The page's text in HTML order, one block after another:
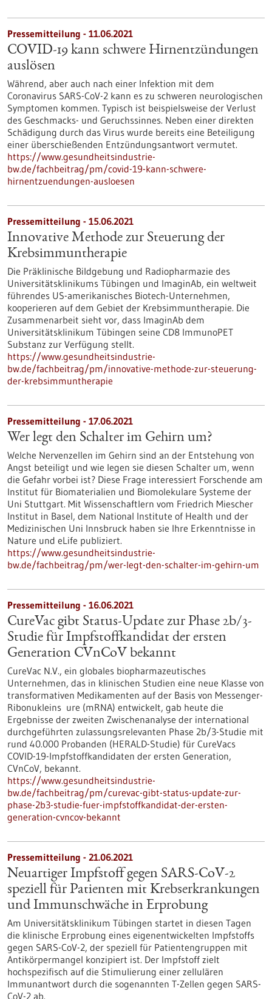
Pressemitteilung - 11.06.2021
COVID-19 kann schwere Hirnentzündungen
auslösen
Während, aber auch nach einer Infektion mit dem
Coronavirus SARS-CoV-2 kann es zu schweren neurologischen
Symptomen kommen. Typisch ist beispielsweise der Verlust
des Geschmacks- und Geruchssinnes. Neben einer direkten
Schädigung durch das Virus wurde bereits eine Beteiligung
einer überschießenden Entzündungsantwort vermutet.
https://www.gesundheitsindustrie-
bw.de/fachbeitrag/pm/covid-19-kann-schwere-
hirnentzuendungen-ausloesen
Pressemitteilung - 15.06.2021
Innovative Methode zur Steuerung der
Krebsimmuntherapie
Die Präklinische Bildgebung und Radiopharmazie des
Universitätsklinikums Tübingen und ImaginAb, ein weltweit
führendes US-amerikanisches Biotech-Unternehmen,
kooperieren auf dem Gebiet der Krebsimmuntherapie. Die
Zusammenarbeit sieht vor, dass ImaginAb dem
Universitätsklinikum Tübingen seine CD8 ImmunoPET
Substanz zur Verfügung stellt.
https://www.gesundheitsindustrie-
bw.de/fachbeitrag/pm/innovative-methode-zur-steuerung-
der-krebsimmuntherapie
Pressemitteilung - 17.06.2021
Wer legt den Schalter im Gehirn um?
Welche Nervenzellen im Gehirn sind an der Entstehung von
Angst beteiligt und wie legen sie diesen Schalter um, wenn
die Gefahr vorbei ist? Diese Frage interessiert Forschende am
Institut für Biomaterialien und Biomolekulare Systeme der
Uni Stuttgart. Mit Wissenschaftlern vom Friedrich Miescher
Institut in Basel, dem National Institute of Health und der
Medizinischen Uni Innsbruck haben sie Ihre Erkenntnisse in
Nature und eLife publiziert.
https://www.gesundheitsindustrie-
bw.de/fachbeitrag/pm/wer-legt-den-schalter-im-gehirn-um
Pressemitteilung - 16.06.2021
CureVac gibt Status-Update zur Phase 2b/3-
Studie für Impfstoffkandidat der ersten
Generation CVnCoV bekannt
CureVac N.V., ein globales biopharmazeutisches
Unternehmen, das in klinischen Studien eine neue Klasse von
transformativen Medikamenten auf der Basis von Messenger-
Ribonukleins ure (mRNA) entwickelt, gab heute die
Ergebnisse der zweiten Zwischenanalyse der international
durchgeführten zulassungsrelevanten Phase 2b/3-Studie mit
rund 40.000 Probanden (HERALD-Studie) für CureVacs
COVID-19-Impfstoffkandidaten der ersten Generation,
CVnCoV, bekannt.
https://www.gesundheitsindustrie-
bw.de/fachbeitrag/pm/curevac-gibt-status-update-zur-
phase-2b3-studie-fuer-impfstoffkandidat-der-ersten-
generation-cvncov-bekannt
Pressemitteilung - 21.06.2021
Neuartiger Impfstoff gegen SARS-CoV-2
speziell für Patienten mit Krebserkrankungen
und Immunschwäche in Erprobung
Am Universitätsklinikum Tübingen startet in diesen Tagen
die klinische Erprobung eines eigenentwickelten Impfstoffs
gegen SARS-CoV-2, der speziell für Patientengruppen mit
Antikörpermangel konzipiert ist. Der Impfstoff zielt
hochspezifisch auf die Stimulierung einer zellulären
Immunantwort durch die sogenannten T-Zellen gegen SARS-
CoV-2 ab.